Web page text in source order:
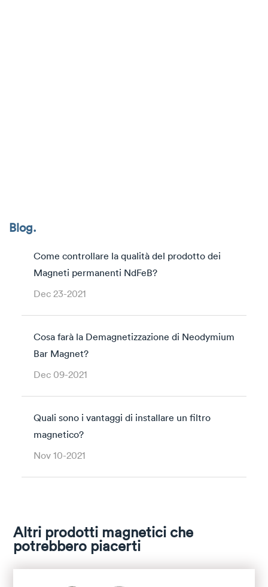
Blog.
Come controllare la qualità del prodotto dei
Magneti permanenti NdFeB?
Dec 23-2021
Cosa farà la Demagnetizzazione di Neodymium
Bar Magnet?
Dec 09-2021
Quali sono i vantaggi di installare un filtro
magnetico?
Nov 10-2021
Altri prodotti magnetici che
potrebbero piacerti